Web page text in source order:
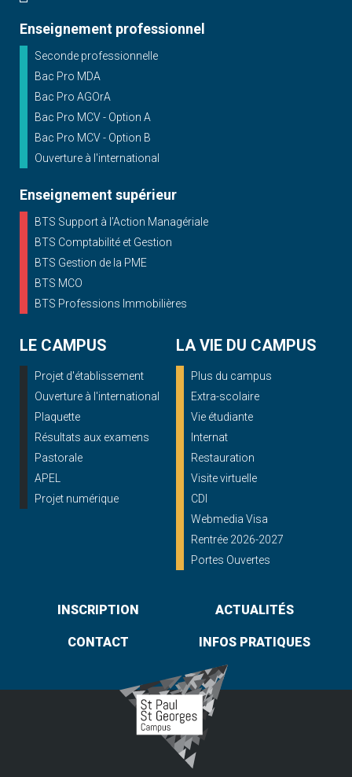
Enseignement professionnel
Seconde professionnelle
Bac Pro MDA
Bac Pro AGOrA
Bac Pro MCV - Option A
Bac Pro MCV - Option B
Ouverture à l'international
Enseignement supérieur
BTS Support à l’Action Managériale
BTS Comptabilité et Gestion
BTS Gestion de la PME
BTS MCO
BTS Professions Immobilières
LE CAMPUS
Projet d'établissement
Ouverture à l'international
Plaquette
Résultats aux examens
Pastorale
APEL
Projet numérique
LA VIE DU CAMPUS
Plus du campus
Extra-scolaire
Vie étudiante
Internat
Restauration
Visite virtuelle
CDI
Webmedia Visa
Rentrée 2026-2027
Portes Ouvertes
INSCRIPTION ACTUALITÉS
CONTACT INFOS PRATIQUES